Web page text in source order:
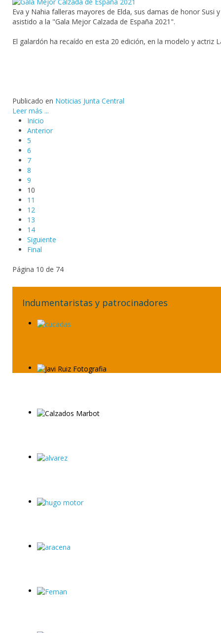
Eva y Nahia falleras mayores de Elda, sus damas de honor
asistido a la "Gala Mejor Calzada de España 2021".
El galardón ha recaído en esta 20 edición, en la modelo y actriz
Publicado en Noticias Junta Central
Leer más ...
Inicio
Anterior
5
6
7
8
9
10
11
12
13
14
Siguiente
Final
Página 10 de 74
Indumentaristas y patrocinadores